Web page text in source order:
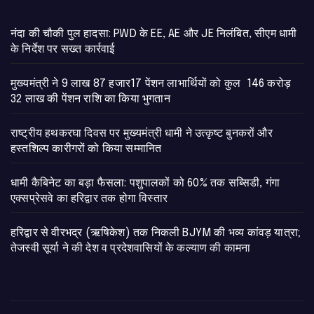
नंदा की चौकी पुल हादसा: PWD के EE, AE और JE निलंबित, सीएम धामी
के निर्देश पर सख्त कार्रवाई
मुख्यमंत्री ने 9 लाख 87 हजार17 पेंशन लाभार्थियों को कुल 146 करोड़
32 लाख की पेंशन राशि का किया भुगतान
राष्ट्रीय हथकरघा दिवस पर मुख्यमंत्री धामी ने उत्कृष्ट बुनकरों और
हस्तशिल्प कारीगरों को किया सम्मानित
​धामी कैबिनेट का बड़ा फैसला: पशुपालकों को 60% तक सब्सिडी, गंगा
एक्सप्रेसवे का हरिद्वार तक होगा विस्तार
​हरिद्वार से वीरभद्र (ऋषिकेश) तक निकली BJYM की भव्य कांवड़ यात्रा;
तेजस्वी सूर्या ने की देश व प्रदेशवासियों के कल्याण की कामना